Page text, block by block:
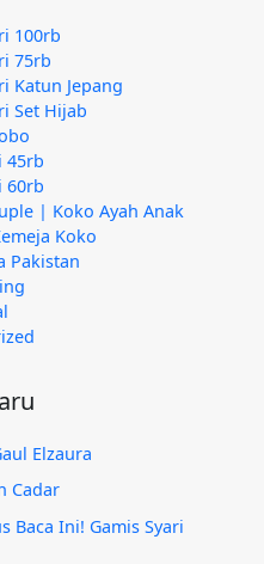
100rb
75rb
Katun Jepang
Set Hijab
45rb
60rb
| Koko Ayah Anak
Koko
Pakistan
Elzaura
Cadar
Baca Ini! Gamis Syari